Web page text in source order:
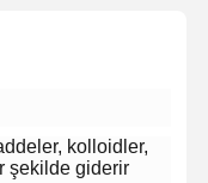
kolloidler,
şekilde giderir